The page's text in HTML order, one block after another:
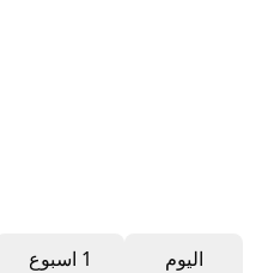
اليوم
1 اسبوع